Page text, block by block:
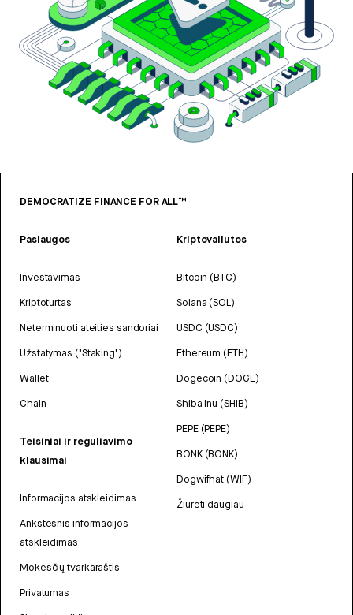
DEMOCRATIZE FINANCE FOR ALL™
Paslaugos
Investavimas
Kriptoturtas
Neterminuoti ateities sandoriai
Užstatymas ("Staking")
Wallet
Chain
Teisiniai ir reguliavimo
klausimai
Informacijos atskleidimas
Ankstesnis informacijos
atskleidimas
Mokesčių tvarkaraštis
Privatumas
Kriptovaliutos
Bitcoin (BTC)
Solana (SOL)
USDC (USDC)
Ethereum (ETH)
Dogecoin (DOGE)
Shiba Inu (SHIB)
PEPE (PEPE)
BONK (BONK)
Dogwifhat (WIF)
Žiūrėti daugiau